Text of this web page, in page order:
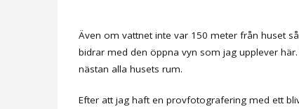
Även om vattnet inte var 150 meter från huset
bidrar med den öppna vyn som jag upplever
nästan alla husets rum.
Efter att jag haft en provfotografering med ett